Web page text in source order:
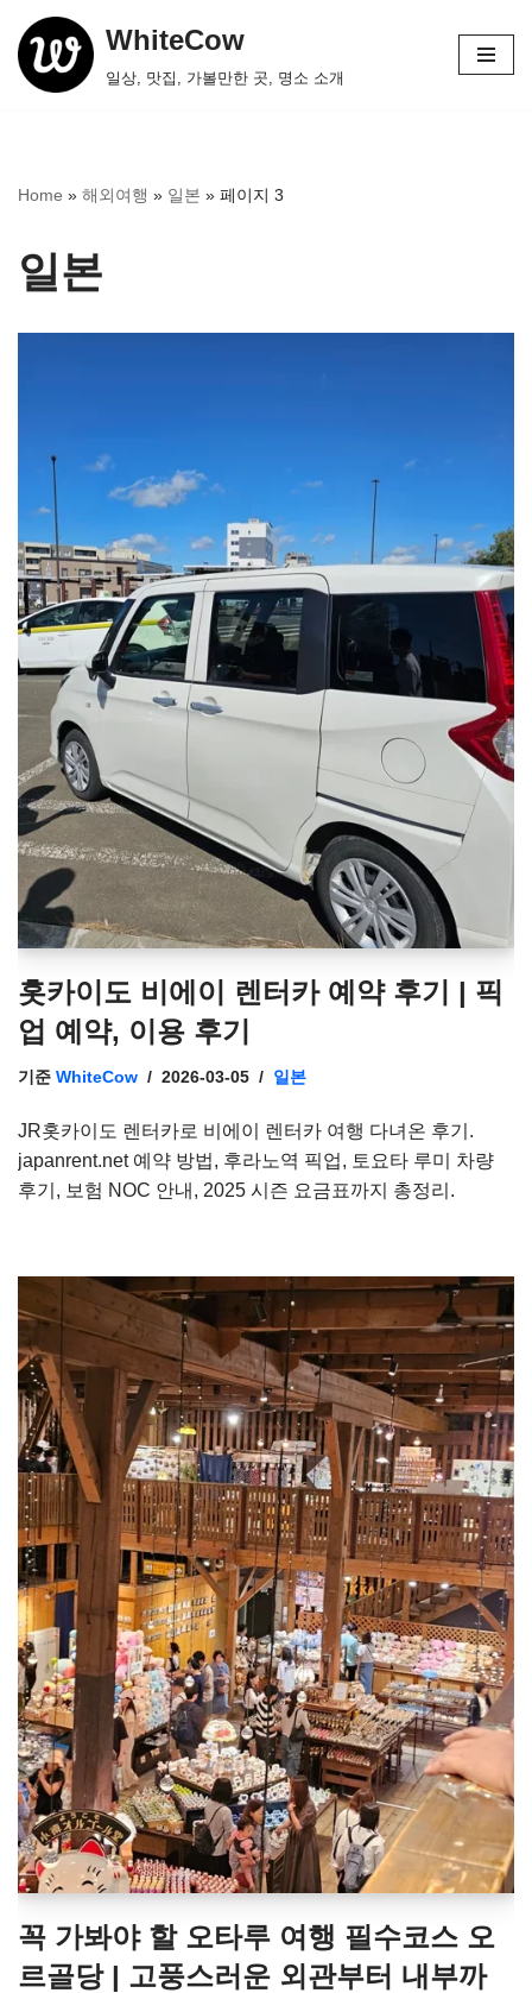
콘
텐
기
WhiteCow
일상, 맛집, 가볼만한 곳, 명소 소개
Home » 해외여행 » 일본 » 페이지 3
일본
홋카이도 비에이 렌터카 예약 후기 | 픽
업 예약, 이용 후기
기준 WhiteCow 2026-03-05 일본
JR홋카이도 렌터카로 비에이 렌터카 여행 다녀온 후기.
japanrent.net 예약 방법, 후라노역 픽업, 토요타 루미 차량
후기, 보험 NOC 안내, 2025 시즌 요금표까지 총정리.
꼭 가봐야 할 오타루 여행 필수코스 오
르골당 | 고풍스러운 외관부터 내부까